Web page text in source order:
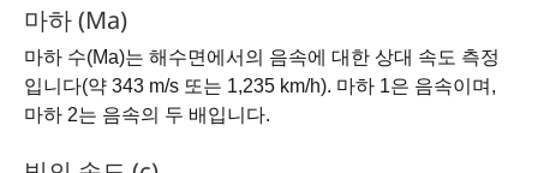
마하 (Ma)
마하 수(Ma)는 해수면에서의 음속에 대한 상대 속도 측정
입니다(약 343 m/s 또는 1,235 km/h). 마하 1은 음속이며,
마하 2는 음속의 두 배입니다.